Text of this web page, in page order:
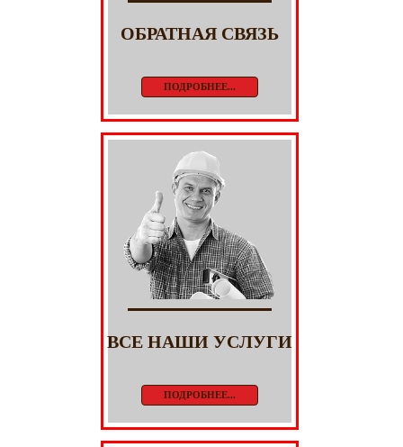
ОБРАТНАЯ СВЯЗЬ
ПОДРОБНЕЕ...
ВСЕ НАШИ УСЛУГИ
ПОДРОБНЕЕ...